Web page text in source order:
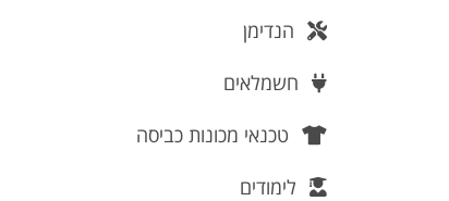
הנדימן
חשמלאים
טכנאי מכונות כביסה
לימודים